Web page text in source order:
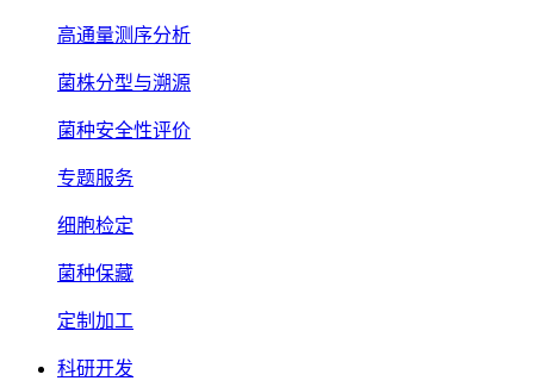
高通量测序分析
菌株分型与溯源
菌种安全性评价
专题服务
细胞检定
菌种保藏
定制加工
科研开发